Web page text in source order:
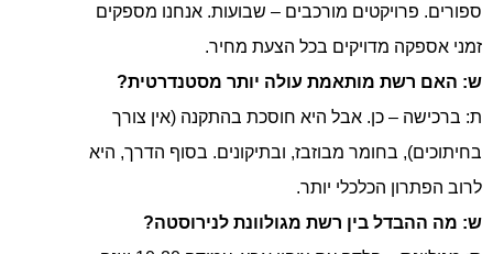
ספורים. פרויקטים מורכבים – שבועות. אנחנו מספקים
זמני אספקה מדויקים בכל הצעת מחיר.
ש: האם רשת מותאמת עולה יותר מסטנדרטית?
ת: ברכישה – כן. אבל היא חוסכת בהתקנה (אין צורך
בחיתוכים), בחומר מבוזבז, ובתיקונים. בסוף הדרך, היא
לרוב הפתרון הכלכלי יותר.
ש: מה ההבדל בין רשת מגולוונת לנירוסטה?